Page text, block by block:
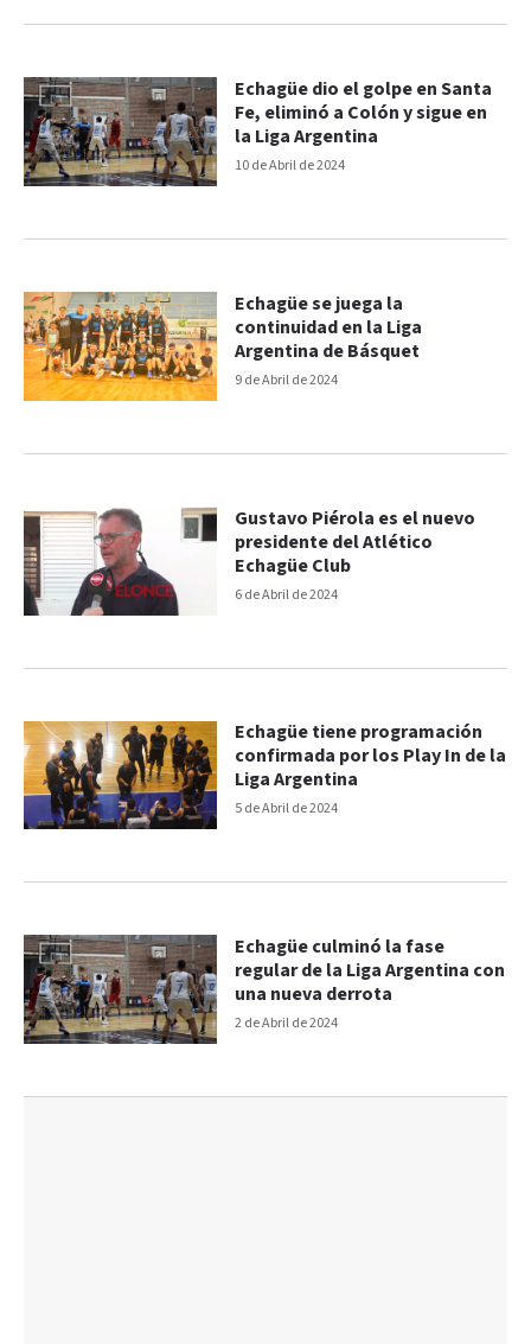
10 de Abril de 2024
Echagüe dio el golpe en Santa
Fe, eliminó a Colón y sigue en
la Liga Argentina
9 de Abril de 2024
Echagüe se juega la
continuidad en la Liga
Argentina de Básquet
6 de Abril de 2024
Gustavo Piérola es el nuevo
presidente del Atlético
Echagüe Club
5 de Abril de 2024
Echagüe tiene programación
confirmada por los Play In de la
Liga Argentina
2 de Abril de 2024
Echagüe culminó la fase
regular de la Liga Argentina con
una nueva derrota